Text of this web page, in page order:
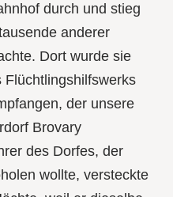
durch und stieg
anderer
Dort wurde sie
der unsere
Brovary
des Dorfes, der
wollte, versteckte